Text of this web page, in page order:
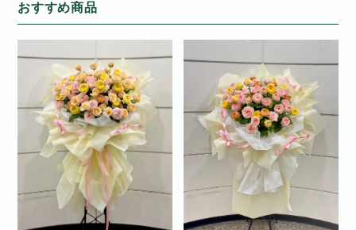
おすすめ商品